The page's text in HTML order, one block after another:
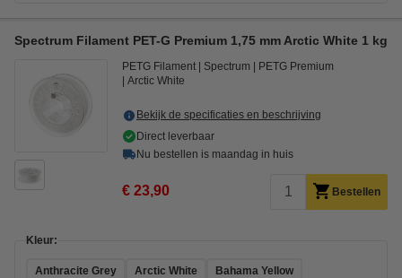
Spectrum Filament PET-G Premium 1,75 mm Arctic White 1 kg
PETG Filament Spectrum
PETG Premium
Arctic White
Bekijk de specificaties en beschrijving
Direct leverbaar
Nu bestellen is maandag in huis
€ 23,90 Bestellen
Kleur:
Anthracite Grey Arctic White
Bahama Yellow